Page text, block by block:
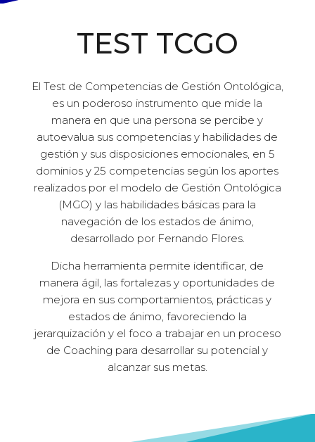
TEST TCGO
El Test de Competencias de Gestión Ontológica,
es un poderoso instrumento que mide la
manera en que una persona se percibe y
autoevalua sus competencias y habilidades de
gestión y sus disposiciones emocionales, en 5
dominios y 25 competencias según los aportes
realizados por el modelo de Gestión Ontológica
(MGO) y las habilidades básicas para la
navegación de los estados de ánimo,
desarrollado por Fernando Flores.
Dicha herramienta permite identificar, de
manera ágil, las fortalezas y oportunidades de
mejora en sus comportamientos, prácticas y
estados de ánimo, favoreciendo la
jerarquización y el foco a trabajar en un proceso
de Coaching para desarrollar su potencial y
alcanzar sus metas.